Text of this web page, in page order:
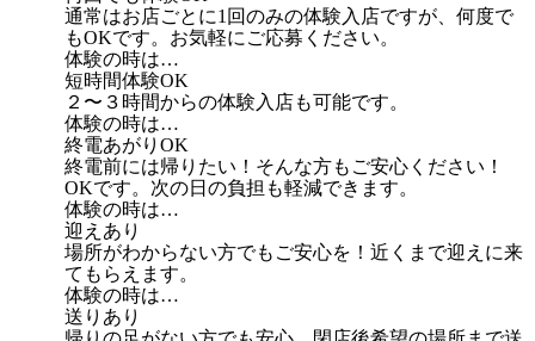
通常はお店ごとに1回のみの体験入店ですが、何度で
もOKです。お気軽にご応募ください。
体験の時は…
短時間体験OK
２〜３時間からの体験入店も可能です。
体験の時は…
終電あがりOK
終電前には帰りたい！そんな方もご安心ください！
OKです。次の日の負担も軽減できます。
体験の時は…
迎えあり
場所がわからない方でもご安心を！近くまで迎えに来
てもらえます。
体験の時は…
送りあり